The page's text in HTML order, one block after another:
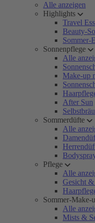
Alle anzeigen
Highlights
Travel
Beauty-
Sommer-
Sonnenpflege
Alle
Make-up
After Sun
Sommerdüfte
Alle
Pflege
Alle
Gesicht
Sommer-Make-
Alle
Mists &